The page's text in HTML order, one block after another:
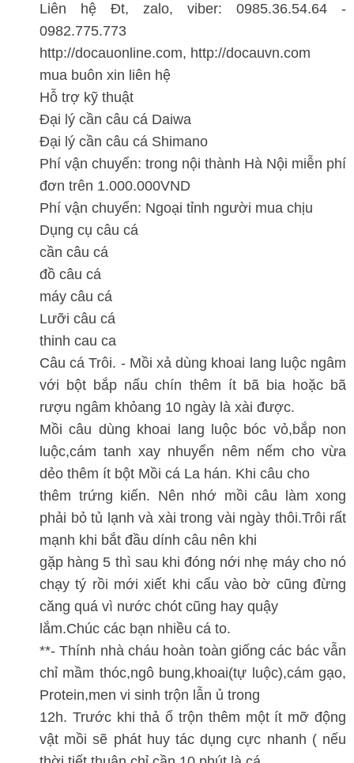
Liên hệ Đt, zalo, viber: 0985.36.54.64 -
0982.775.773
http://docauonline.com, http://docauvn.com
mua buôn xin liên hệ
Hỗ trợ kỹ thuật
Đại lý cần câu cá Daiwa
Đại lý cần câu cá Shimano
Phí vận chuyển: trong nội thành Hà Nội miễn phí
đơn trên 1.000.000VND
Phí vận chuyển: Ngoại tỉnh người mua chịu
Dụng cụ câu cá
cần câu cá
đồ câu cá
máy câu cá
Lưỡi câu cá
thinh cau ca
Câu cá Trôi. - Mồi xả dùng khoai lang luộc ngâm
với bột bắp nấu chín thêm ít bã bia hoặc bã
rượu ngâm khỏang 10 ngày là xài được.
Mồi câu dùng khoai lang luộc bóc vỏ,bắp non
luộc,cám tanh xay nhuyển nêm nếm cho vừa
dẻo thêm ít bột Mồi cá La hán. Khi câu cho
thêm trứng kiến. Nên nhớ mồi câu làm xong
phải bỏ tủ lạnh và xài trong vài ngày thôi.Trôi rất
mạnh khi bắt đầu dính câu nên khi
gặp hàng 5 thì sau khi đóng nới nhẹ máy cho nó
chạy tý rồi mới xiết khi cẩu vào bờ cũng đừng
căng quá vì nước chót cũng hay quậy
lắm.Chúc các bạn nhiều cá to.
**- Thính nhà cháu hoàn toàn giống các bác vẫn
chỉ mầm thóc,ngô bung,khoai(tự luộc),cám gạo,
Protein,men vi sinh trộn lẫn ủ trong
12h. Trước khi thả ổ trộn thêm một ít mỡ động
vật mồi sẽ phát huy tác dụng cực nhanh ( nếu